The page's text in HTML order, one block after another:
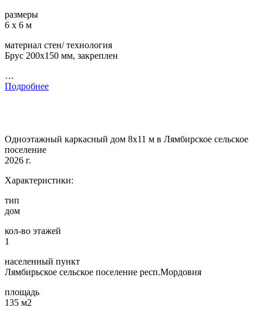
размеры
6 х 6 м
материал стен/ технология
Брус 200х150 мм, закреплен
…
Подробнее
Одноэтажный каркасный дом 8х11 м в Лямбирское сельское
поселение
2026 г.
Характеристики:
тип
дом
кол-во этажей
1
населенный пункт
Лямбирьское сельское поселение респ.Мордовия
площадь
135 м2